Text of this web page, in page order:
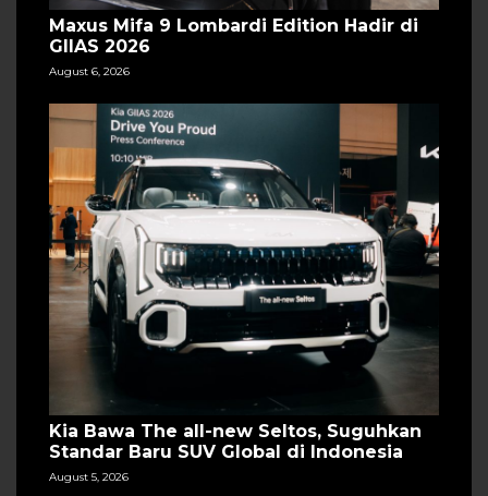
Maxus Mifa 9 Lombardi Edition Hadir di
GIIAS 2026
August 6, 2026
Kia Bawa The all-new Seltos, Suguhkan
Standar Baru SUV Global di Indonesia
August 5, 2026